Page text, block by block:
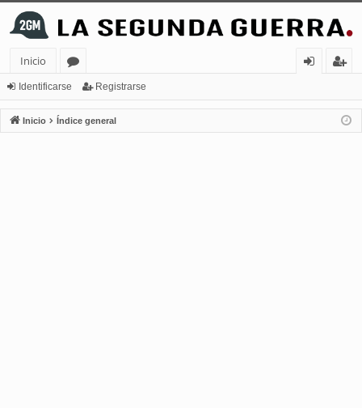
Inicio
or
os
nt
ifi
ist
ra
Identificarse Registrarse
Inicio Índice general